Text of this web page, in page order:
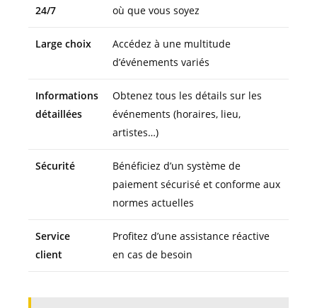
24/7
où que vous soyez
Large choix
Accédez à une multitude
d’événements variés
Informations
détaillées
Obtenez tous les détails sur les
événements (horaires, lieu,
artistes…)
Sécurité
Bénéficiez d’un système de
paiement sécurisé et conforme aux
normes actuelles
Service
client
Profitez d’une assistance réactive
en cas de besoin